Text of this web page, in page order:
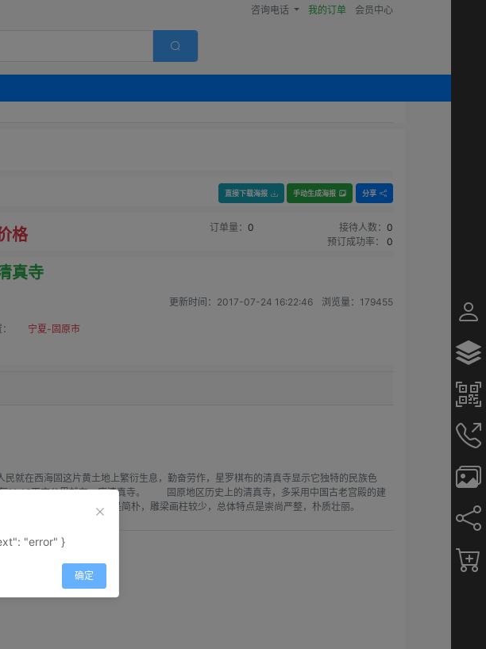
咨询电话 我的订单 会员中心
直接下载海报 手动生成海报 分享
格 订单量： 0 接待人数： 0
预订成功率：
0
真寺
更新时间： 2017-07-24 16:22:46 浏览量： 179455
宁夏-固原市
在西海固这片黄土地上繁衍生息，勤奋劳作，星罗棋布的清真寺显示它独特的民族色
11.46平方公里就有一座清真寺。 固原地区历史上的清真寺，多采用中国古老宫殿的建
济条件，最基本的特点是简朴，雕梁画柱较少，总体特点是崇尚严整，朴质壮丽。
"error" }
确定